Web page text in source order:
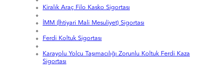
Kiralık Araç Filo Kasko Sigortası
İMM (İhtiyari Mali Mesuliyet) Sigortası
Ferdi Koltuk Sigortası
Karayolu Yolcu Taşımacılığı Zorunlu Koltuk Ferdi Kaza
Sigortası